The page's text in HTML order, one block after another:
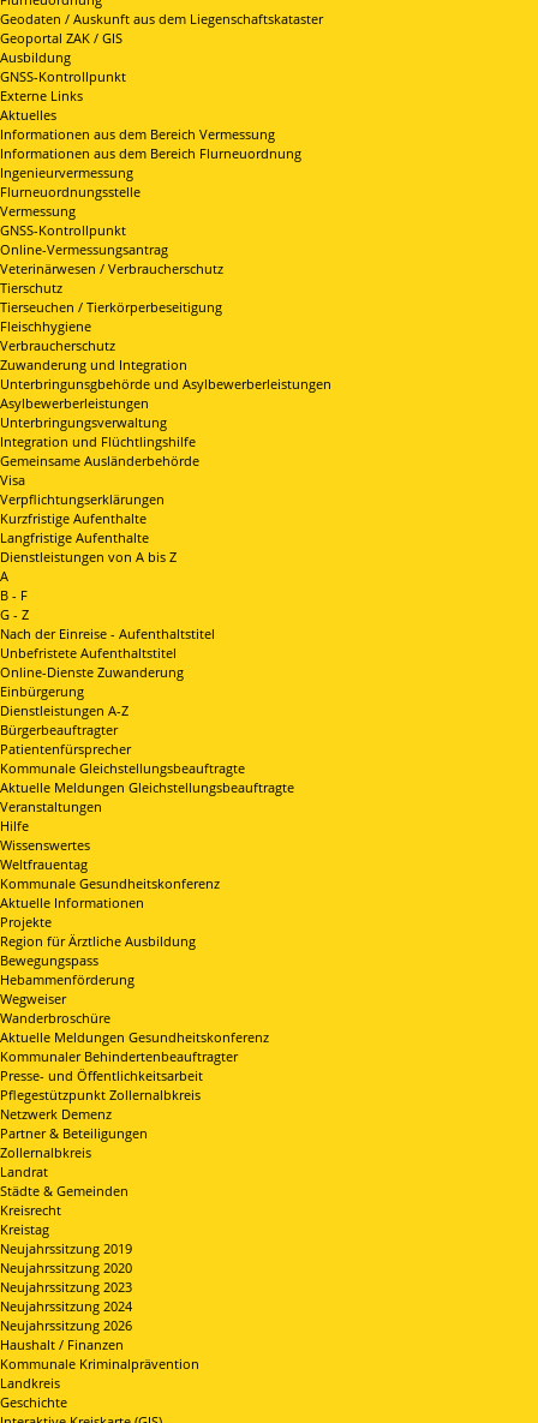
Geodaten / Auskunft aus dem Liegenschaftskataster
Geoportal ZAK / GIS
Ausbildung
GNSS-Kontrollpunkt
Externe Links
Aktuelles
Informationen aus dem Bereich Vermessung
Informationen aus dem Bereich Flurneuordnung
Ingenieurvermessung
Flurneuordnungsstelle
Vermessung
GNSS-Kontrollpunkt
Online-Vermessungsantrag
Veterinärwesen / Verbraucherschutz
Tierschutz
Tierseuchen / Tierkörperbeseitigung
Fleischhygiene
Verbraucherschutz
Zuwanderung und Integration
Unterbringunsgbehörde und Asylbewerberleistungen
Asylbewerberleistungen
Unterbringungsverwaltung
Integration und Flüchtlingshilfe
Gemeinsame Ausländerbehörde
Visa
Verpflichtungserklärungen
Kurzfristige Aufenthalte
Langfristige Aufenthalte
Dienstleistungen von A bis Z
A
B - F
G - Z
Nach der Einreise - Aufenthaltstitel
Unbefristete Aufenthaltstitel
Online-Dienste Zuwanderung
Einbürgerung
Dienstleistungen A-Z
Bürgerbeauftragter
Patientenfürsprecher
Kommunale Gleichstellungsbeauftragte
Aktuelle Meldungen Gleichstellungsbeauftragte
Veranstaltungen
Hilfe
Wissenswertes
Weltfrauentag
Kommunale Gesundheitskonferenz
Aktuelle Informationen
Projekte
Region für Ärztliche Ausbildung
Bewegungspass
Hebammenförderung
Wegweiser
Wanderbroschüre
Aktuelle Meldungen Gesundheitskonferenz
Kommunaler Behindertenbeauftragter
Presse- und Öffentlichkeitsarbeit
Pflegestützpunkt Zollernalbkreis
Netzwerk Demenz
Partner & Beteiligungen
Zollernalbkreis
Landrat
Städte & Gemeinden
Kreisrecht
Kreistag
Neujahrssitzung 2019
Neujahrssitzung 2020
Neujahrssitzung 2023
Neujahrssitzung 2024
Neujahrssitzung 2026
Haushalt / Finanzen
Kommunale Kriminalprävention
Landkreis
Geschichte